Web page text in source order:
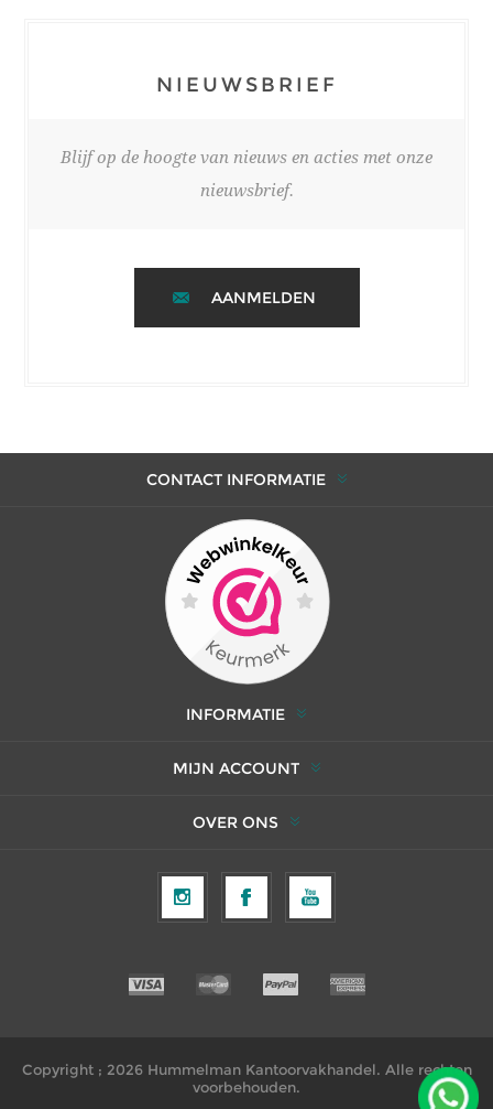
NIEUWSBRIEF
Blijf op de hoogte van nieuws en acties met onze
nieuwsbrief.
AANMELDEN
CONTACT INFORMATIE
INFORMATIE
MIJN ACCOUNT
OVER ONS
Copyright ; 2026 Hummelman Kantoorvakhandel. Alle rechten
voorbehouden.